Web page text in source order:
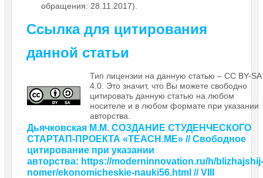
обращения: 28.11.2017).
Ссылка для цитирования
данной статьи
Тип лицензии на данную статью – CC BY-SA
4.0. Это значит, что Вы можете свободно
цитировать данную статью на любом
носителе и в любом формате при указании
авторства.
Дьячковская М.М. СОЗДАНИЕ СТУДЕНЧЕСКОГО
СТАРТАП-ПРОЕКТА «TEACH.ME» // Свободное
цитирование при указании
авторства: https://moderninnovation.ru/h/blizhajshij-
nomer/ekonomicheskie-nauki56.html // VIII